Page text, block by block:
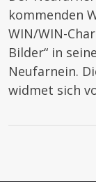
kommenden
WIN/WIN-
Bilder“ in
Neufarnein.
widmet sich